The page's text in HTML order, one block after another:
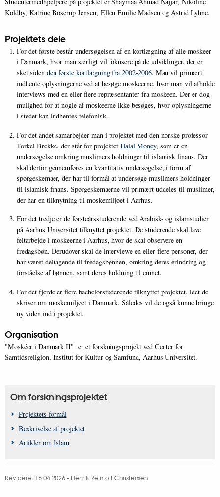
Koldby, Katrine Boserup Jensen, Ellen Emilie Madsen og Astrid Lyhne.
Projektets dele
For det første består undersøgelsen af en kortlægning af alle moskeer
i Danmark, hvor man særligt vil fokusere på de udviklinger, der er
sket sidenden første kortlægning fra 2002-2006. Man vil primært
indhente oplysningerne ved at besøge moskeerne, hvor man vil afholde
interviews med en eller flere repræsentanter fra moskeen. Der er dog
mulighed for at nogle af moskeerne ikke besøges, hvor oplysningerne
i stedet kan indhentes telefonisk.
For det andet samarbejder man i projektet med den norske professor
Torkel Brekke, der står for projektetHalal Money, som er en
undersøgelse omkring muslimers holdninger til islamisk finans. Der
skal derfor gennemføres en kvantitativ undersøgelse, i form af
spørgeskemaer, der har til formål at undersøge muslimers holdninger
til islamisk finans. Spørgeskemaerne vil primært uddeles til muslimer,
der har en tilknytning til moskemiljøet i Aarhus.
For det tredje er de førsteårsstuderende ved Arabisk- og islamstudier
på Aarhus Universitet tilknyttet projektet. De studerende skal lave
feltarbejde i moskeerne i Aarhus, hvor de skal observere en
fredagsbøn. Derudover skal de interviewe en eller flere personer, der
har været deltagende til fredagsbønnen, omkring deres erindring og
forståelse af bønnen, samt deres holdning til emnet.
For det fjerde er flere bachelorstuderende tilknyttet projektet, idet de
skriver om moskemiljøet i Danmark. Således vil de også kunne bringe
ny viden ind i projektet.
Organisation
"Moskéer i Danmark II" er et forskningsprojekt ved Center for
Samtidsreligion, Institut for Kultur og Samfund, Aarhus Universitet.
Om forskningsprojektet
Projektets formål
Beskrivelse af projektet
Artikler om Islam
Revideret 16.04.2026- Henrik Reintoft Christensen